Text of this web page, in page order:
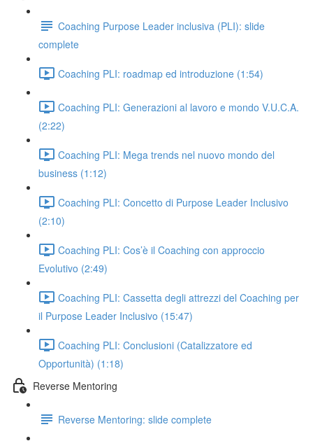
Coaching Purpose Leader inclusiva (PLI): slide
complete
Coaching PLI: roadmap ed introduzione (1:54)
Coaching PLI: Generazioni al lavoro e mondo V.U.C.A.
(2:22)
Coaching PLI: Mega trends nel nuovo mondo del
business (1:12)
Coaching PLI: Concetto di Purpose Leader Inclusivo
(2:10)
Coaching PLI: Cos’è il Coaching con approccio
Evolutivo (2:49)
Coaching PLI: Cassetta degli attrezzi del Coaching per
il Purpose Leader Inclusivo (15:47)
Coaching PLI: Conclusioni (Catalizzatore ed
Opportunità) (1:18)
Reverse Mentoring
Reverse Mentoring: slide complete